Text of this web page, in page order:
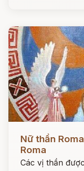
Nữ thần
Roma
Các vị thần